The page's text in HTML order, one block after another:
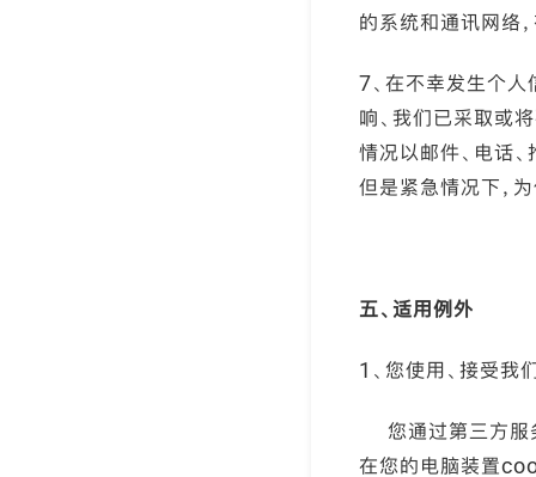
的系统和通讯网络
7、在不幸发生个人
响、我们已采取或
情况以邮件、电话
但是紧急情况下，
五、适用例外
1、您使用、接受我
您通过第三方服务
在您的电脑装置